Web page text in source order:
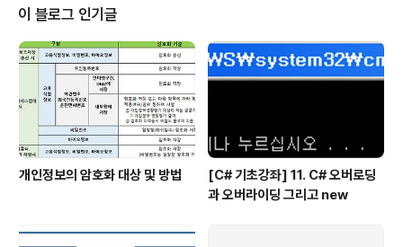
때 사용할 수 있는 것이 비동기 번들 로딩내부적으로 번들
파일이 나눠지고 해당 스크립트를 사용하게 되면 그때 관
련된 번들파일이 다운로드 되게해서 초기 로딩 속도를 향
상시키고 사용자의 행동에 따라 추가 스크립트를 제공해
주는 Lazy Loading 기법이라 할 수 있다.* 비동기 번들
로딩 구현1) 먼저 필요한 것..
이 블로그 인기글
개인정보의 암호화 대상 및 방법
[C# 기초강좌] 11. C# 오버로딩
과 오버라이딩 그리고 new